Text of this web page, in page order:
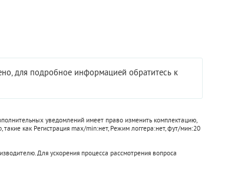
для подробное информацией обратитесь к
уведомлений имеет право изменить комплектацию,
такие как Регистрация max/min:нет, Режим логгера:нет,фут/мин:20
Для ускорения процесса рассмотрения вопроса